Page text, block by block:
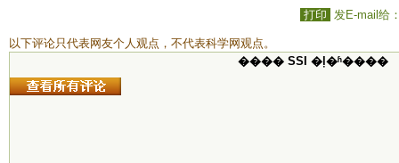
打印 发E-mail给
以下评论只代表网友个人观点，不代表科学网观点。
���� SSI �ļ�ʱ����